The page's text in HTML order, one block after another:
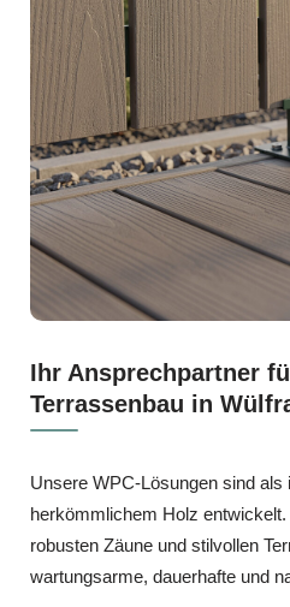
Ihr Ansprechpartner
Terrassenbau in
Unsere WPC-Lösungen sind als
herkömmlichem Holz
robusten Zäune und stilvollen
wartungsarme, dauerhafte und